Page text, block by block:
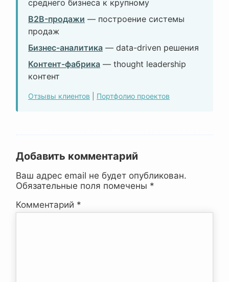
среднего бизнеса к крупному
B2B-продажи — построение системы
продаж
Бизнес-аналитика — data-driven решения
Контент-фабрика — thought leadership
контент
Отзывы клиентов Портфолио проектов
Добавить комментарий
Ваш адрес email не будет опубликован.
Обязательные поля помечены *
Комментарий *